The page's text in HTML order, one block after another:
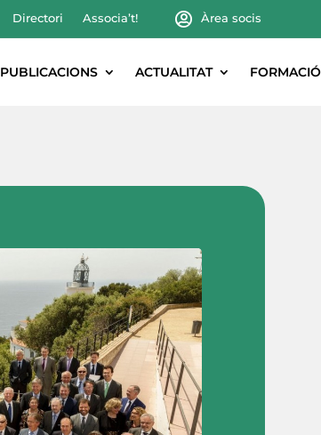
Directori Associa’t! Àrea socis
PUBLICACIONS ACTUALITAT FORMACIÓ